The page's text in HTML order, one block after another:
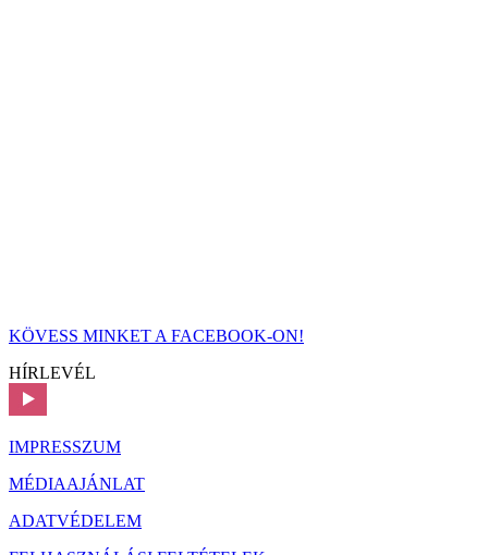
KÖVESS MINKET A FACEBOOK-ON!
HÍRLEVÉL
IMPRESSZUM
MÉDIAAJÁNLAT
ADATVÉDELEM